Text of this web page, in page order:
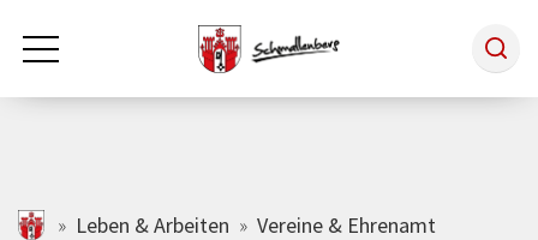
Zum Hauptinhalt springen
Rathaus & Politik
schmallenberg.de
Leben & Arbeiten
Vereine & Ehrenamt